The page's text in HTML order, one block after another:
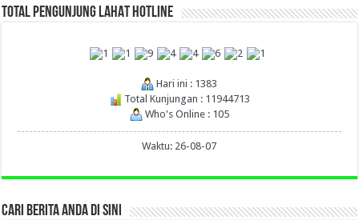
TOTAL PENGUNJUNG LAHAT HOTLINE
Hari ini : 1383
Total Kunjungan : 11944713
Who's Online : 105
Waktu: 26-08-07
CARI BERITA ANDA DI SINI